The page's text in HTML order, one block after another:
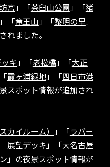
宮 」「茶臼山公園 」「猪
「竜王山 」「黎明の里 」
れました。
キ 」「老松橋」「大正
霞ヶ浦緑地 」「四日市港
スポット情報が追加され
カイルーム） 」「ラバー
展望デッキ 」「大名古屋
」の夜景スポット情報が